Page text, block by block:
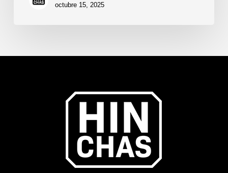
octubre 15, 2025